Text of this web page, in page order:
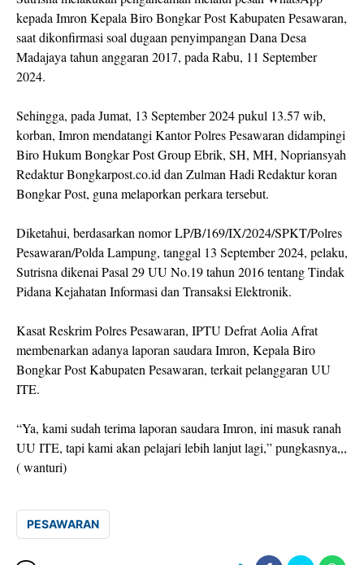
kepada Imron Kepala Biro Bongkar Post Kabupaten Pesawaran,
saat dikonfirmasi soal dugaan penyimpangan Dana Desa
Madajaya tahun anggaran 2017, pada Rabu, 11 September
2024.
Sehingga, pada Jumat, 13 September 2024 pukul 13.57 wib,
korban, Imron mendatangi Kantor Polres Pesawaran didampingi
Biro Hukum Bongkar Post Group Ebrik, SH, MH, Nopriansyah
Redaktur Bongkarpost.co.id dan Zulman Hadi Redaktur koran
Bongkar Post, guna melaporkan perkara tersebut.
Diketahui, berdasarkan nomor LP/B/169/IX/2024/SPKT/Polres
Pesawaran/Polda Lampung, tanggal 13 September 2024, pelaku,
Sutrisna dikenai Pasal 29 UU No.19 tahun 2016 tentang Tindak
Pidana Kejahatan Informasi dan Transaksi Elektronik.
Kasat Reskrim Polres Pesawaran, IPTU Defrat Aolia Afrat
membenarkan adanya laporan saudara Imron, Kepala Biro
Bongkar Post Kabupaten Pesawaran, terkait pelanggaran UU
ITE.
“Ya, kami sudah terima laporan saudara Imron, ini masuk ranah
UU ITE, tapi kami akan pelajari lebih lanjut lagi,” pungkasnya,,,
( wanturi)
PESAWARAN